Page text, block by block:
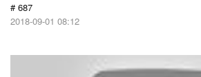
# 687
2018-09-01 08:12